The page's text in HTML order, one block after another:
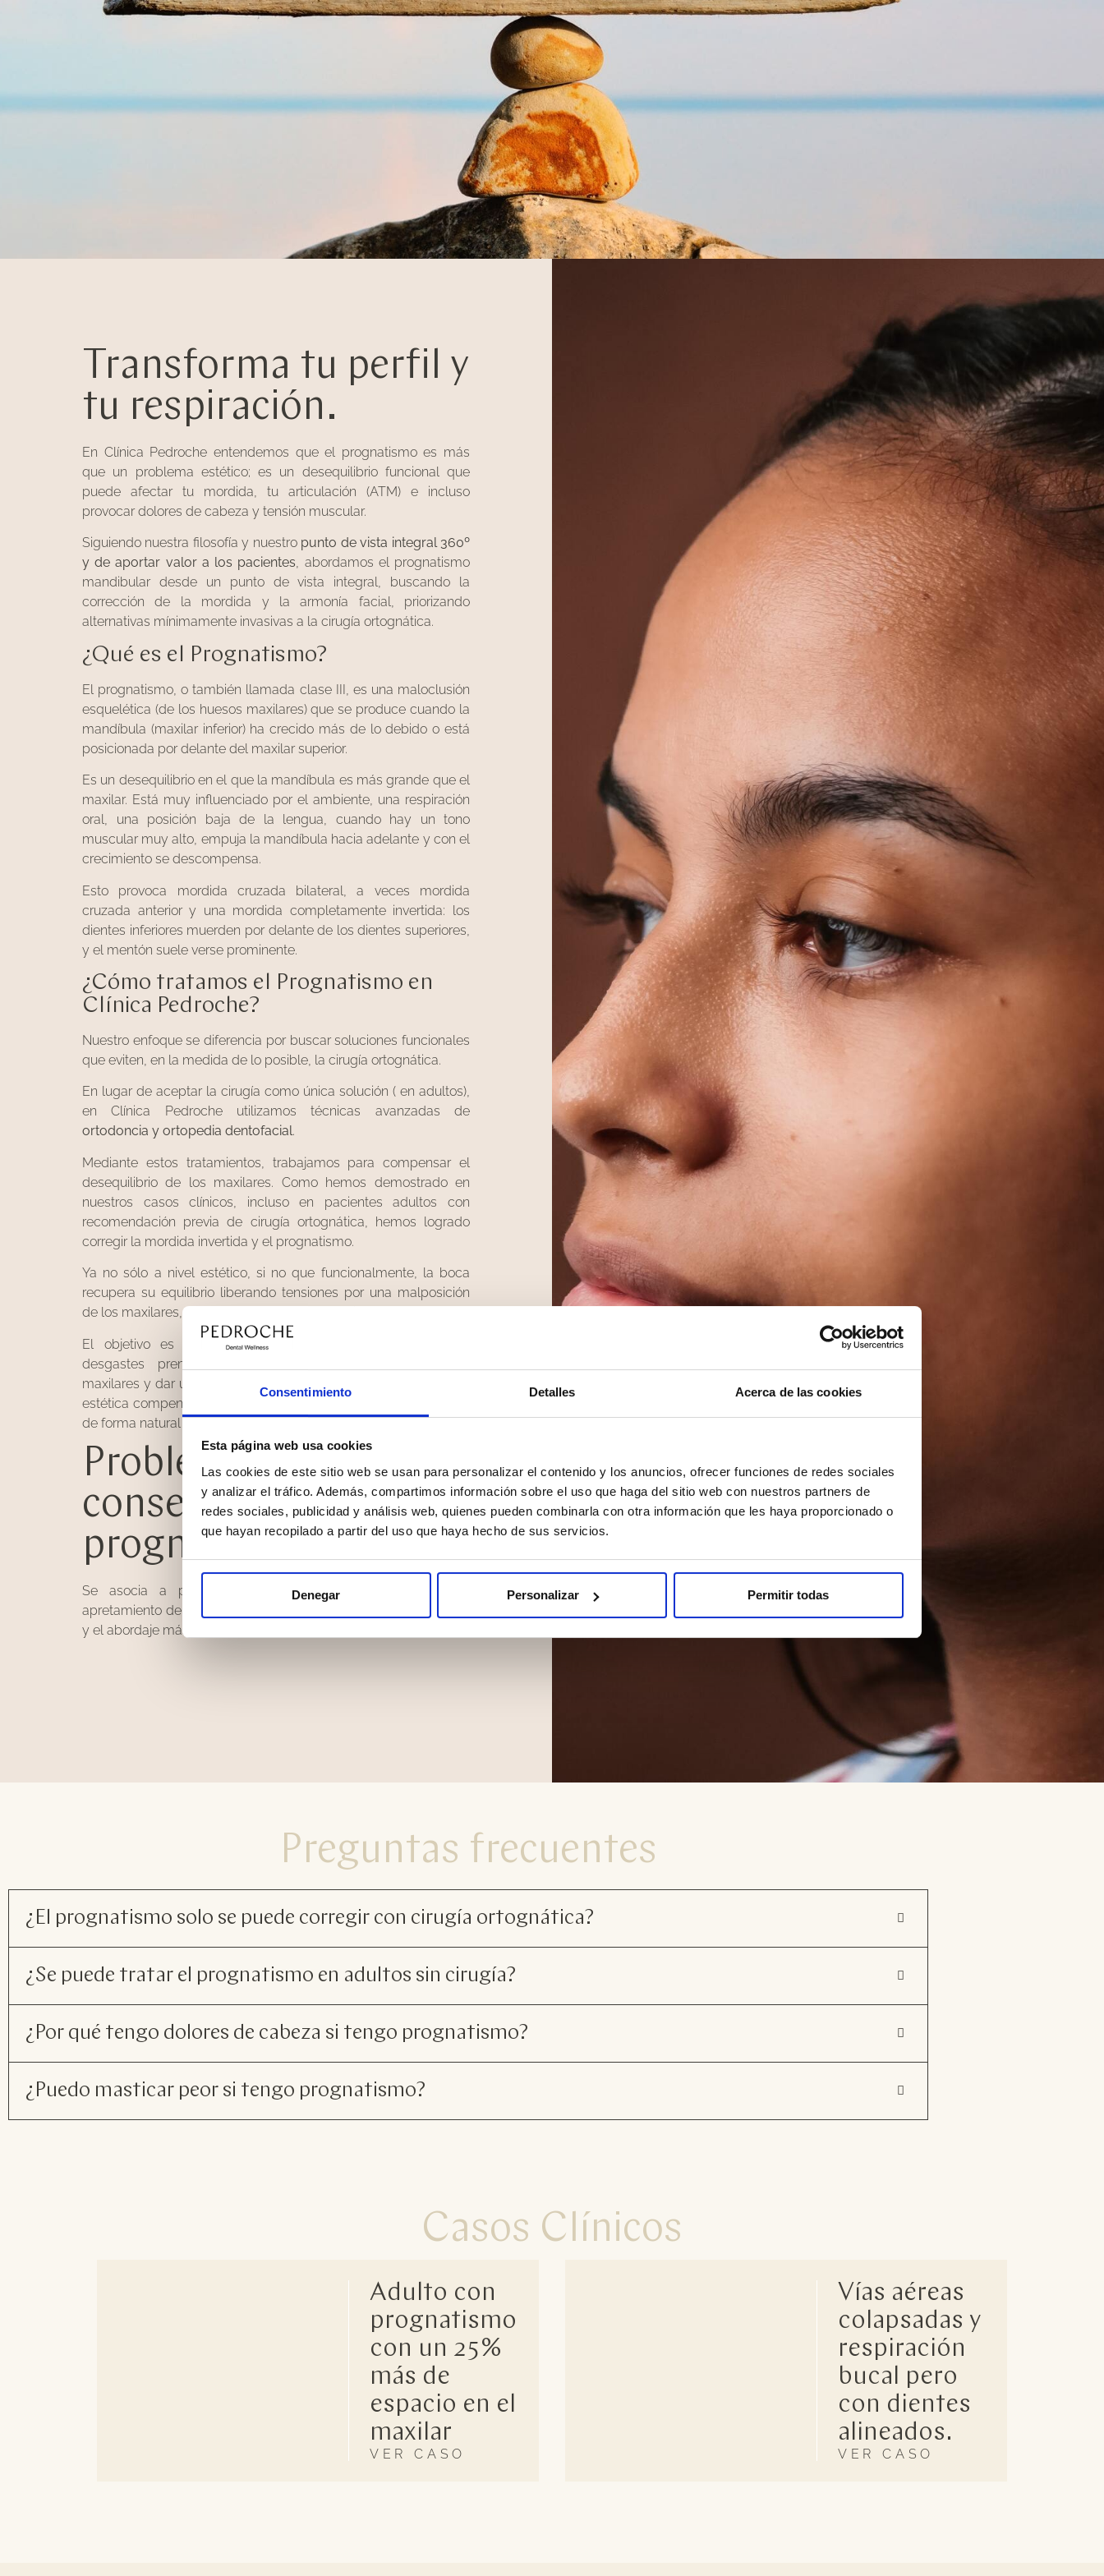
Consentimiento Detalles Acerca de las cookies
Esta página web usa cookies
Las cookies de este sitio web se usan para personalizar el contenido y los anuncios, ofrecer funciones de redes sociales
y analizar el tráfico. Además, compartimos información sobre el uso que haga del sitio web con nuestros partners de
redes sociales, publicidad y análisis web, quienes pueden combinarla con otra información que les haya proporcionado o
que hayan recopilado a partir del uso que haya hecho de sus servicios.
Denegar Personalizar Permitir todas
Transforma tu perfil y
tu respiración.
En Clínica Pedroche entendemos que el prognatismo es más
que un problema estético; es un desequilibrio funcional que
puede afectar tu mordida, tu articulación (ATM) e incluso
provocar dolores de cabeza y tensión muscular.
Siguiendo nuestra filosofía y nuestro punto de vista integral 360º
y de aportar valor a los pacientes, abordamos el prognatismo
mandibular desde un punto de vista integral, buscando la
corrección de la mordida y la armonía facial, priorizando
alternativas mínimamente invasivas a la cirugía ortognática.
¿Qué es el Prognatismo?
El prognatismo, o también llamada clase III, es una maloclusión
esquelética (de los huesos maxilares) que se produce cuando la
mandíbula (maxilar inferior) ha crecido más de lo debido o está
posicionada por delante del maxilar superior.
Es un desequilibrio en el que la mandíbula es más grande que el
maxilar. Está muy influenciado por el ambiente, una respiración
oral, una posición baja de la lengua, cuando hay un tono
muscular muy alto, empuja la mandíbula hacia adelante y con el
crecimiento se descompensa.
Esto provoca mordida cruzada bilateral, a veces mordida
cruzada anterior y una mordida completamente invertida: los
dientes inferiores muerden por delante de los dientes superiores,
y el mentón suele verse prominente.
¿Cómo tratamos el Prognatismo en
Clínica Pedroche?
Nuestro enfoque se diferencia por buscar soluciones funcionales
que eviten, en la medida de lo posible, la cirugía ortognática.
En lugar de aceptar la cirugía como única solución ( en adultos),
en Clínica Pedroche utilizamos técnicas avanzadas de
ortodoncia y ortopedia dentofacial.
Mediante estos tratamientos, trabajamos para compensar el
desequilibrio de los maxilares. Como hemos demostrado en
nuestros casos clínicos, incluso en pacientes adultos con
recomendación previa de cirugía ortognática, hemos logrado
corregir la mordida invertida y el prognatismo.
Ya no sólo a nivel estético, si no que funcionalmente, la boca
recupera su equilibrio liberando tensiones por una malposición
de los maxilares, aumentando también su calibre de vía aérea
El objetivo es «Sanar» la función masticatoria y posibles
desgastes prematuros, «Equilibrar» la relación entre los
maxilares y dar un perfil recto con una vía aérea equilibrada,una
estética compensada en ambos maxilares, la armonía del rostro
de forma natural y respetuosa con tu biología.
Problemas y
consecuencias del
prognatismo
Se asocia a problemas de pronunciación, deglución, de
apretamiento dental y dolores de cabeza. Todo está relacionado
y el abordaje más interesante es que sea integral.
Preguntas frecuentes
¿El prognatismo solo se puede corregir con cirugía ortognática?
¿Se puede tratar el prognatismo en adultos sin cirugía?
¿Por qué tengo dolores de cabeza si tengo prognatismo?
¿Puedo masticar peor si tengo prognatismo?
Casos Clínicos
Adulto con
prognatismo
con un 25%
más de
espacio en el
maxilar
VER CASO
Vías aéreas
colapsadas y
respiración
bucal pero
con dientes
alineados.
VER CASO